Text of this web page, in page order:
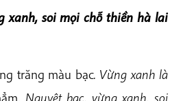
xanh, soi mọi chỗ thiền hà lai
trăng màu bạc. Vừng xanh là